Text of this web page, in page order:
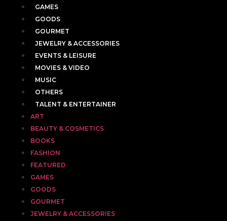
GAMES
GOODS
GOURMET
JEWELRY & ACCESSORIES
EVENTS & LEISURE
MOVIES & VIDEO
MUSIC
OTHERS
TALENT & ENTERTAINER
ART
BEAUTY & COSMETICS
BOOKS
FASHION
FEATURED
GAMES
GOODS
GOURMET
JEWELRY & ACCESSORIES